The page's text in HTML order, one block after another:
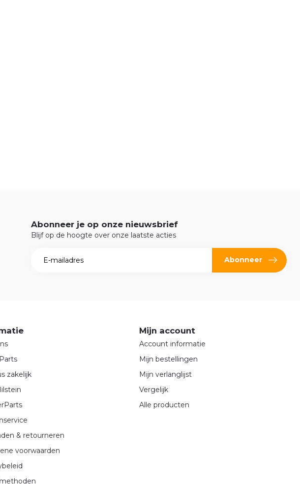
Abonneer je op onze nieuwsbrief
Blijf op de hoogte over onze laatste acties
Abonneer
zakelijk
& retourneren
voorwaarden
Mijn account
Account informatie
Mijn bestellingen
Mijn verlanglijst
Vergelijk
Alle producten